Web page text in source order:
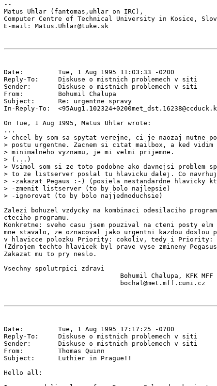
--
Matus Uhlar (fantomas,uhlar on IRC),
Computer Centre of Technical University in Kosice,
Date:         Tue, 1 Aug 1995 11:03:33 -0200
Reply-To:     Diskuse o mistnich problemech v siti
Sender:       Diskuse o mistnich problemech v siti
From:         Bohumil Chalupa
Subject:      Re: urgentne spravy
In-Reply-To:
On Tue, 1 Aug 1995, Matus Uhlar wrote:
...
> chcel by som sa spytat verejne, ci je naozaj nutne
> postu urgentne. Zacnem si citat mailbox, a ked vidim
> minimalneho vyznamu, je mi velmi prijemne.
> (...)
> Vsimol som si ze toto podobne ako davnejsi problem
> to ze listserver poslal tu hlavicku dalej. Co
> -zakazat Pegaus :-) (posiela nestandardne hlavicky
> -zmenit listserver (to by bolo najlepsie)
> -ignorovat (to by bolo najjednoduchsie)
Zalezi bohuzel vzdycky na kombinaci odesilaciho
cteciho programu.
Konkretne: sveho casu jsem pouzival na cteni posty elm
mne stavalo, ze oznacoval jako urgentni kazdou doslou
v hlavicce polozku Priority: cokoliv, tedy i Priority:
(Zdrojem techto hlavicek byl prave vyse zmineny
Zakazat mu to pry neslo.
Vsechny spolutrpici zdravi
Bohumil Chalupa, KFK MFF
Date:         Tue, 1 Aug 1995 17:17:25 -0700
Reply-To:     Diskuse o mistnich problemech v siti
Sender:       Diskuse o mistnich problemech v siti
From:         Thomas Quinn
Subject:      Luthier in Prague!!
Hello all: